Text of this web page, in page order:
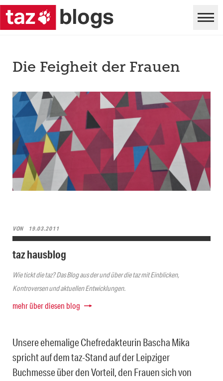
Die Feigheit der Frauen
VON 19.03.2011
taz hausblog
Wie tickt die taz? Das Blog aus der und über die taz mit Einblicken,
Kontroversen und aktuellen Entwicklungen.
mehr über diesen blog
Unsere ehemalige Chefredakteurin Bascha Mika
spricht auf dem taz-Stand auf der Leipziger
Buchmesse über den Vorteil, den Frauen sich von